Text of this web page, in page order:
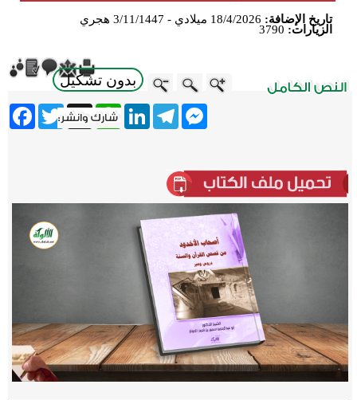
تاريخ الإضافة: 18/4/2026 ميلادي - 3/11/1447 هجري
الزيارات: 3790
بدون تشكيل
Twitter X
WhatsApp
LinkedInTelegram
Messenger